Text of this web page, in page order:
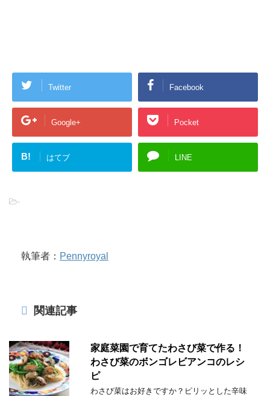
Twitter Facebook
Google+ Pocket
B! はてブ LINE
-
執筆者： Pennyroyal
関連記事
家庭菜園で育てたわさび菜で作る！
わさび菜のボンゴレビアンコのレシ
ピ
わさび菜はお好きですか？ピリッとした辛味